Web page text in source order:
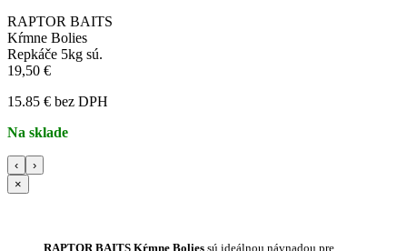
RAPTOR BAITS
Kŕmne Bolies
Repkáče 5kg sú.
19,50 €
15.85 € bez DPH
Na sklade
‹
›
×
RAPTOR BAITS Kŕmne Bolies sú ideálnou návnadou pre